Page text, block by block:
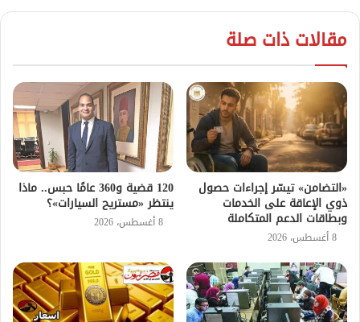
مقالات ذات صلة
«التضامن» تيسّر إجراءات حصول
ذوي الإعاقة على الخدمات
وبطاقات الدعم المتكاملة
8 أغسطس، 2026
120 قضية و360 عامًا حبس.. ماذا
ينتظر «مستريح السيارات»؟
8 أغسطس، 2026